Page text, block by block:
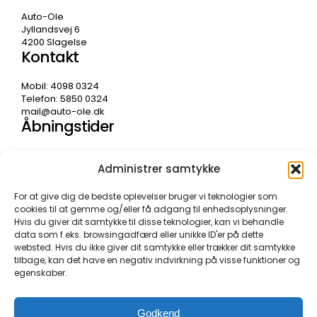
Administrer samtykke
For at give dig de bedste oplevelser bruger vi teknologier som
cookies til at gemme og/eller få adgang til enhedsoplysninger.
Hvis du giver dit samtykke til disse teknologier, kan vi behandle
data som f.eks. browsingadfærd eller unikke ID'er på dette
websted. Hvis du ikke giver dit samtykke eller trækker dit samtykke
tilbage, kan det have en negativ indvirkning på visse funktioner og
egenskaber.
Godkend
Auto-Ole
Jyllandsvej 6
4200 Slagelse
Kontakt
Mobil: 4098 0324
Telefon: 5850 0324
mail@auto-ole.dk
Åbningstider